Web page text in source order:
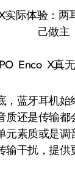
Enco X真
蓝牙耳机始
质还是传输都
元素质或是调
输干扰，提供